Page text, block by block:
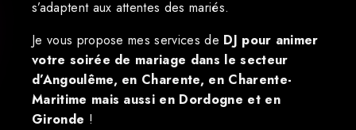
s’adaptent aux attentes des mariés.
Je vous propose mes services de DJ pour animer
votre soirée de mariage dans le secteur
d’Angoulême, en Charente, en Charente-
Maritime mais aussi en Dordogne et en
Gironde !